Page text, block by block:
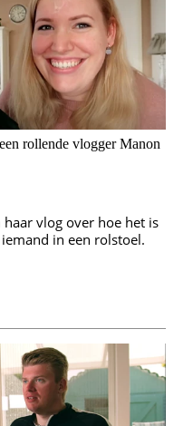
rollende vlogger Manon
vlog over hoe het is
in een rolstoel.